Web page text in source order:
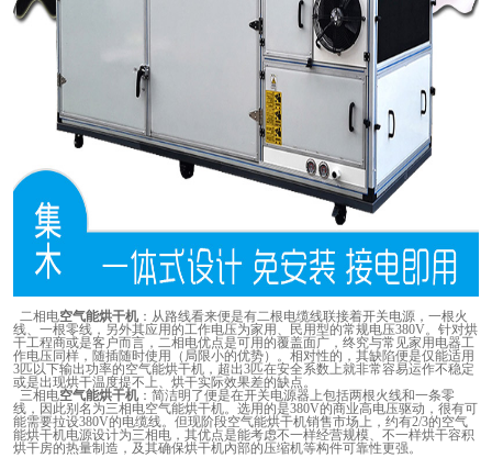
二相电空气能烘干机：从路线看来便是有二根电缆线联接着开关电源，一根火
线、一根零线，另外其应用的工作电压为家用、民用型的常规电压380V。针对烘
干工程商或是客户而言，二相电优点是可用的覆盖面广，终究与常见家用电器工
作电压同样，随插随时使用（局限小的优势）。相对性的，其缺陷便是仅能适用
3匹以下输出功率的空气能烘干机，超出3匹在安全系数上就非常容易运作不稳定
或是出现烘干温度提不上、烘干实际效果差的缺点。
三相电空气能烘干机：简洁明了便是在开关电源器上包括两根火线和一条零
线，因此别名为三相电空气能烘干机。选用的是380V的商业高电压驱动，很有可
能需要拉设380V的电缆线。但现阶段空气能烘干机销售市场上，约有2/3的空气
能烘干机电源设计为三相电，其优点是能考虑不一样经营规模、不一样烘干容积
烘干房的热量制造，及其确保烘干机內部的压缩机等构件可靠性更强。